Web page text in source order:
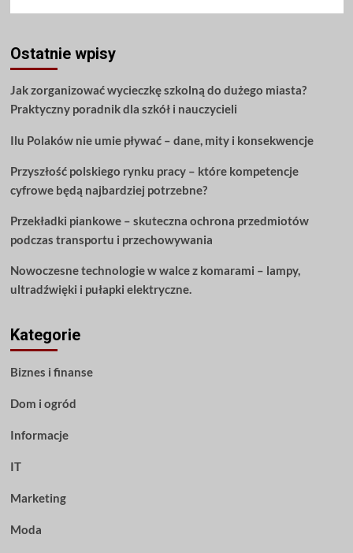
Chcesz
więcej
w
swoim
Czytaj
Ostatnie wpisy
Jak zorganizować wycieczkę szkolną do dużego miasta?
Praktyczny poradnik dla szkół i nauczycieli
Ilu Polaków nie umie pływać – dane, mity i konsekwencje
Przyszłość polskiego rynku pracy – które kompetencje
cyfrowe będą najbardziej potrzebne?
Przekładki piankowe – skuteczna ochrona przedmiotów
podczas transportu i przechowywania
Nowoczesne technologie w walce z komarami – lampy,
ultradźwięki i pułapki elektryczne.
Kategorie
Biznes i finanse
Dom i ogród
Informacje
IT
Marketing
Moda